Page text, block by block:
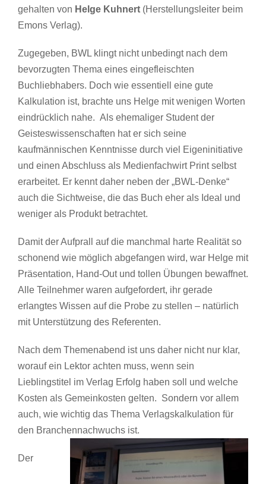
gehalten von Helge Kuhnert (Herstellungsleiter beim
Emons Verlag).
Zugegeben, BWL klingt nicht unbedingt nach dem
bevorzugten Thema eines eingefleischten
Buchliebhabers. Doch wie essentiell eine gute
Kalkulation ist, brachte uns Helge mit wenigen Worten
eindrücklich nahe. Als ehemaliger Student der
Geisteswissenschaften hat er sich seine
kaufmännischen Kenntnisse durch viel Eigeninitiative
und einen Abschluss als Medienfachwirt Print selbst
erarbeitet. Er kennt daher neben der „BWL-Denke“
auch die Sichtweise, die das Buch eher als Ideal und
weniger als Produkt betrachtet.
Damit der Aufprall auf die manchmal harte Realität so
schonend wie möglich abgefangen wird, war Helge mit
Präsentation, Hand-Out und tollen Übungen bewaffnet.
Alle Teilnehmer waren aufgefordert, ihr gerade
erlangtes Wissen auf die Probe zu stellen – natürlich
mit Unterstützung des Referenten.
Nach dem Themenabend ist uns daher nicht nur klar,
worauf ein Lektor achten muss, wenn sein
Lieblingstitel im Verlag Erfolg haben soll und welche
Kosten als Gemeinkosten gelten. Sondern vor allem
auch, wie wichtig das Thema Verlagskalkulation für
den Branchennachwuchs ist.
Der